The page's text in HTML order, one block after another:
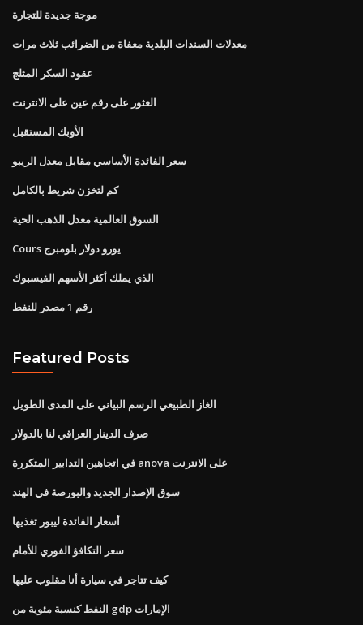
موجة جديدة للتجارة
معدلات السندات البلدية معفاة من الضرائب ثلاث مرات
عقود السكر المثلج
العثور على رقم عين على الانترنت
الأوبك المستقبل
سعر الفائدة الأساسي مقابل معدل الريبو
كم لتخزن شريط بالكامل
السوق العالمية معدل الذهب الحية
Cours يورو دولار بلومبرج
الذي يملك أكثر الأسهم الفيسبوك
رقم 1 مصدر للنفط
Featured Posts
الغاز الطبيعي الرسم البياني على المدى الطويل
صرف الدينار العراقي لنا بالدولار
في اتجاهين التدابير المتكررة anova على الانترنت
سوق الإصدار الجديد والبورصة في الهند
أسعار الفائدة ليبور تغذيها
سعر التكافؤ الفوري للأمام
كيف تتاجر في سيارة أنا مقلوب عليها
النفط كنسبة مئوية من gdp الإمارات